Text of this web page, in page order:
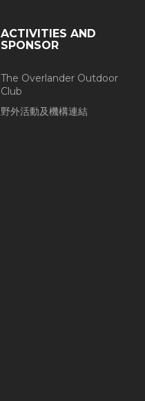
ACTIVITIES AND
SPONSOR
The Overlander Outdoor
Club
野外活動及機構連結